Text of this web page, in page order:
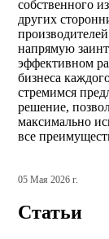
собственного
других
напрямую
эффективном
бизнеса
стремимся
решение,
максимально
все
05 Мая 2026 г.
Статьи